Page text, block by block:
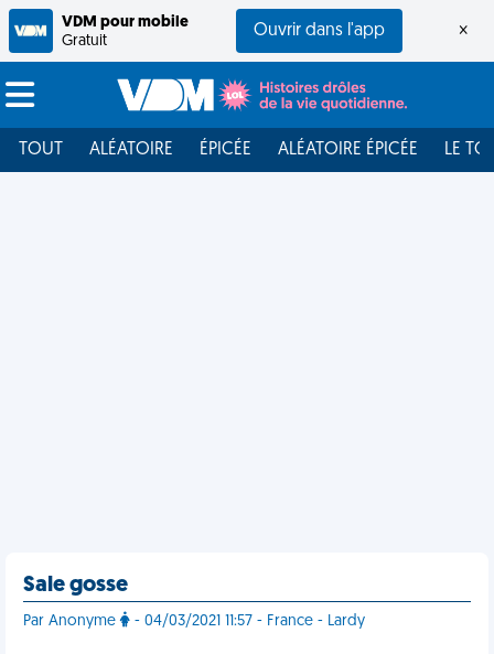
VDM pour mobile
Gratuit
Ouvrir dans l'app ×
TOUT ALÉATOIRE ÉPICÉE ALÉATOIRE ÉPICÉE LE
Sale gosse
Par Anonyme - 04/03/2021 11:57 - France - Lardy